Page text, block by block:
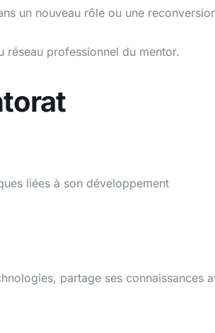
un nouveau rôle ou une
réseau professionnel du mentor.
liées à son développement
partage ses connaissances